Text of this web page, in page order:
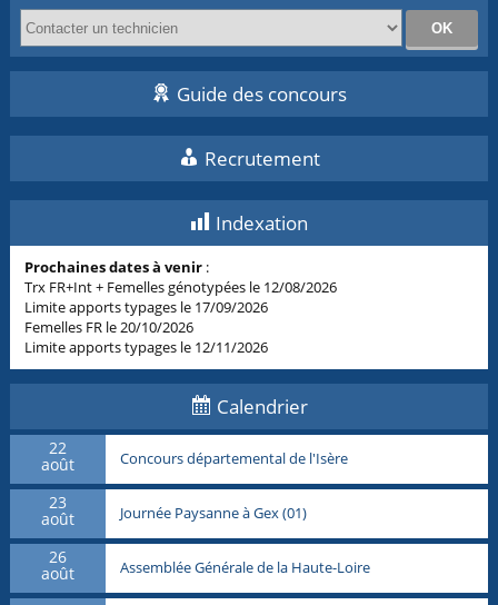
Guide des concours
Recrutement
Indexation
Prochaines dates à venir :
Trx FR+Int + Femelles génotypées le 12/08/2026
Limite apports typages le 17/09/2026
Femelles FR le 20/10/2026
Limite apports typages le 12/11/2026
Calendrier
22
août Concours départemental de l'Isère
23
août Journée Paysanne à Gex (01)
26
août Assemblée Générale de la Haute-Loire